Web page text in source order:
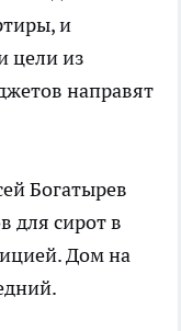
и
цели из
направят
Богатырев
для сирот в
Дом на